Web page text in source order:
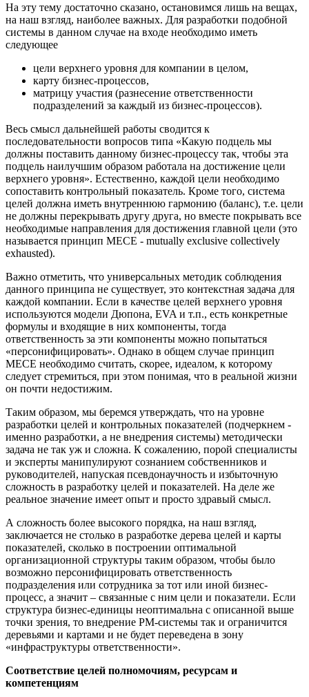
На эту тему достаточно сказано, остановимся лишь на вещах,
на наш взгляд, наиболее важных. Для разработки подобной
системы в данном случае на входе необходимо иметь
следующее
цели верхнего уровня для компании в целом,
карту бизнес-процессов,
матрицу участия (разнесение ответственности
подразделений за каждый из бизнес-процессов).
Весь смысл дальнейшей работы сводится к
последовательности вопросов типа «Какую подцель мы
должны поставить данному бизнес-процессу так, чтобы эта
подцель наилучшим образом работала на достижение цели
верхнего уровня». Естественно, каждой цели необходимо
сопоставить контрольный показатель. Кроме того, система
целей должна иметь внутреннюю гармонию (баланс), т.е. цели
не должны перекрывать другу друга, но вместе покрывать все
необходимые направления для достижения главной цели (это
называется принцип MECE - mutually exclusive collectively
exhausted).
Важно отметить, что универсальных методик соблюдения
данного принципа не существует, это контекстная задача для
каждой компании. Если в качестве целей верхнего уровня
используются модели Дюпона, EVA и т.п., есть конкретные
формулы и входящие в них компоненты, тогда
ответственность за эти компоненты можно попытаться
«персонифицировать». Однако в общем случае принцип
MECE необходимо считать, скорее, идеалом, к которому
следует стремиться, при этом понимая, что в реальной жизни
он почти недостижим.
Таким образом, мы беремся утверждать, что на уровне
разработки целей и контрольных показателей (подчеркнем -
именно разработки, а не внедрения системы) методически
задача не так уж и сложна. К сожалению, порой специалисты
и эксперты манипулируют сознанием собственников и
руководителей, напуская псевдонаучность и избыточную
сложность в разработку целей и показателей. На деле же
реальное значение имеет опыт и просто здравый смысл.
А сложность более высокого порядка, на наш взгляд,
заключается не столько в разработке дерева целей и карты
показателей, сколько в построении оптимальной
организационной структуры таким образом, чтобы было
возможно персонифицировать ответственность
подразделения или сотрудника за тот или иной бизнес-
процесс, а значит – связанные с ним цели и показатели. Если
структура бизнес-единицы неоптимальна с описанной выше
точки зрения, то внедрение РМ-системы так и ограничится
деревьями и картами и не будет переведена в зону
«инфраструктуры ответственности».
Соответствие целей полномочиям, ресурсам и
компетенциям